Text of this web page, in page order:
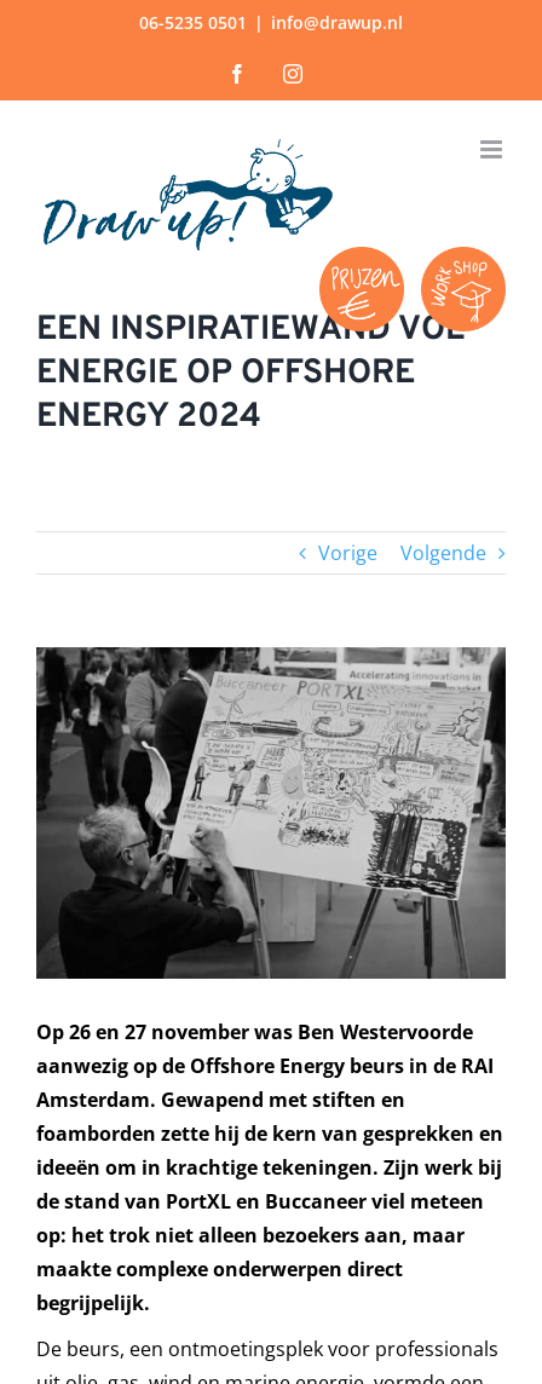
06-5235 0501 | info@drawup.nl
FacebookInstagram
EEN INSPIRATIEWAND VOL
ENERGIE OP OFFSHORE
ENERGY 2024
Vorige Volgende
Bekijk
grotere
afbeelding
Op 26 en 27 november was Ben Westervoorde
aanwezig op de Offshore Energy beurs in de RAI
Amsterdam. Gewapend met stiften en
foamborden zette hij de kern van gesprekken en
ideeën om in krachtige tekeningen. Zijn werk bij
de stand van PortXL en Buccaneer viel meteen
op: het trok niet alleen bezoekers aan, maar
maakte complexe onderwerpen direct
begrijpelijk.
De beurs, een ontmoetingsplek voor professionals